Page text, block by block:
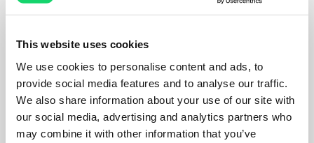
This website uses cookies
We use cookies to personalise content and ads, to
provide social media features and to analyse our traffic.
We also share information about your use of our site with
our social media, advertising and analytics partners who
may combine it with other information that you’ve